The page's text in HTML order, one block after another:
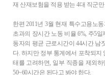
재 산재보험을 적용 받는 4대 직군
한편 2011년 3월 현재 특수고용노
초과의 장시간 노동 비율 6%, 주5
동자의 평균 근로시간이 44시간 남
다. 하지만 정부 통계에서 포착되지
태를 고려하면, 일부 직종을 제외
50~60시간은 된다고 봐야 한다.